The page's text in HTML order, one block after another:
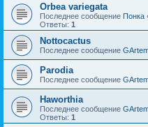
Orbea variegata
Последнее сообщение Понка
Ответы: 1
Nottocactus
Последнее сообщение
Parodia
Последнее сообщение
Haworthia
Последнее сообщение
Ответы: 1